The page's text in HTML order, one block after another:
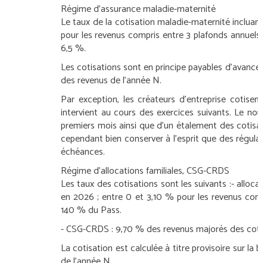
Régime d’assurance maladie-maternité
Le taux de la cotisation maladie-maternité
pour les revenus compris entre 3 plafonds
6,5 %.
Les cotisations sont en principe payables
des revenus de l’année N.
Par exception, les créateurs d’entreprise
intervient au cours des exercices suivants. Le
premiers mois ainsi que d’un étalement des
cependant bien conserver à l’esprit que des
échéances.
Régime d’allocations familiales, CSG-CRDS
Les taux des cotisations sont les suivants :-
en 2026 ; entre 0 et 3,10 % pour les revenus
140 % du Pass.
-CSG-CRDS : 9,70 % des revenus majorés des
La cotisation est calculée à titre provisoire sur la